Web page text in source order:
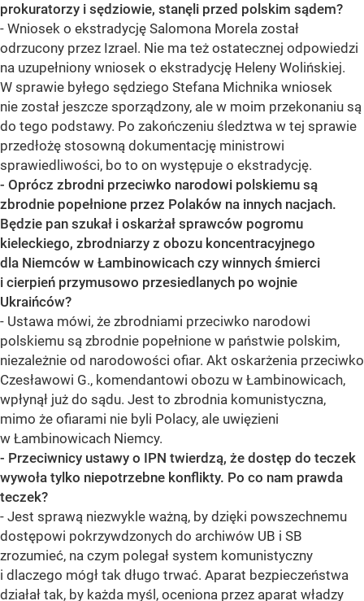
prokuratorzy i sędziowie, stanęli przed polskim sądem?
- Wniosek o ekstradycję Salomona Morela został
odrzucony przez Izrael. Nie ma też ostatecznej odpowiedzi
na uzupełniony wniosek o ekstradycję Heleny Wolińskiej.
W sprawie byłego sędziego Stefana Michnika wniosek
nie został jeszcze sporządzony, ale w moim przekonaniu są
do tego podstawy. Po zakończeniu śledztwa w tej sprawie
przedłożę stosowną dokumentację ministrowi
sprawiedliwości, bo to on występuje o ekstradycję.
- Oprócz zbrodni przeciwko narodowi polskiemu są
zbrodnie popełnione przez Polaków na innych nacjach.
Będzie pan szukał i oskarżał sprawców pogromu
kieleckiego, zbrodniarzy z obozu koncentracyjnego
dla Niemców w Łambinowicach czy winnych śmierci
i cierpień przymusowo przesiedlanych po wojnie
Ukraińców?
- Ustawa mówi, że zbrodniami przeciwko narodowi
polskiemu są zbrodnie popełnione w państwie polskim,
niezależnie od narodowości ofiar. Akt oskarżenia przeciwko
Czesławowi G., komendantowi obozu w Łambinowicach,
wpłynął już do sądu. Jest to zbrodnia komunistyczna,
mimo że ofiarami nie byli Polacy, ale uwięzieni
w Łambinowicach Niemcy.
- Przeciwnicy ustawy o IPN twierdzą, że dostęp do teczek
wywoła tylko niepotrzebne konflikty. Po co nam prawda
teczek?
- Jest sprawą niezwykle ważną, by dzięki powszechnemu
dostępowi pokrzywdzonych do archiwów UB i SB
zrozumieć, na czym polegał system komunistyczny
i dlaczego mógł tak długo trwać. Aparat bezpieczeństwa
działał tak, by każda myśl, oceniona przez aparat władzy